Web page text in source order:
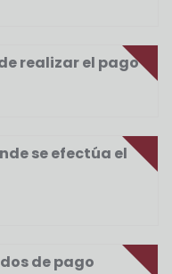
realizar el pago
se efectúa el
de pago